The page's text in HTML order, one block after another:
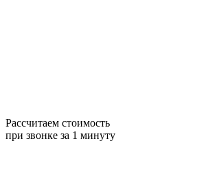
Рассчитаем стоимость
при звонке за 1 минуту